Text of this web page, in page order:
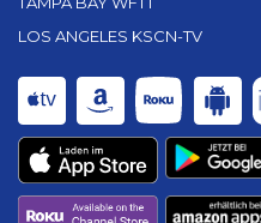
LOS ANGELES KSCN-TV